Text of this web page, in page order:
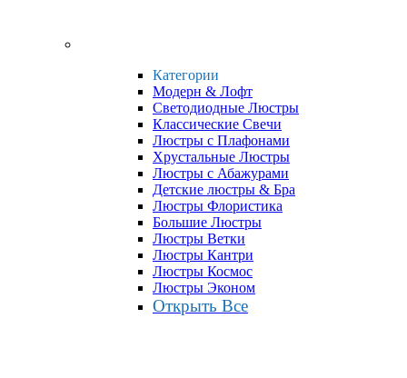
Категории
Модерн & Лофт
Светодиодные Люстры
Классические Свечи
Люстры с Плафонами
Хрустальные Люстры
Люстры с Абажурами
Детские люстры & Бра
Люстры Флористика
Большие Люстры
Люстры Ветки
Люстры Кантри
Люстры Космос
Люстры Эконом
Открыть Все